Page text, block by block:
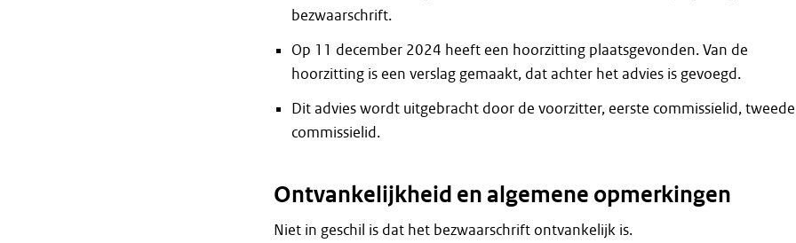
bezwaarschrift.
Op 11 december 2024 heeft een hoorzitting plaatsgevonden. Van de
hoorzitting is een verslag gemaakt, dat achter het advies is gevoegd.
Dit advies wordt uitgebracht door de voorzitter, eerste commissielid, tweede
commissielid.
Ontvankelijkheid en algemene opmerkingen
Niet in geschil is dat het bezwaarschrift ontvankelijk is.